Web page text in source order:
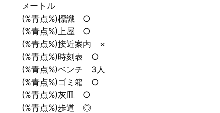
メートル
(%青点%)標識 ○
(%青点%)上屋 ○
(%青点%)接近案内 ×
(%青点%)時刻表 ○
(%青点%)ベンチ 3人
(%青点%)ゴミ箱 ○
(%青点%)灰皿 ○
(%青点%)歩道 ◎